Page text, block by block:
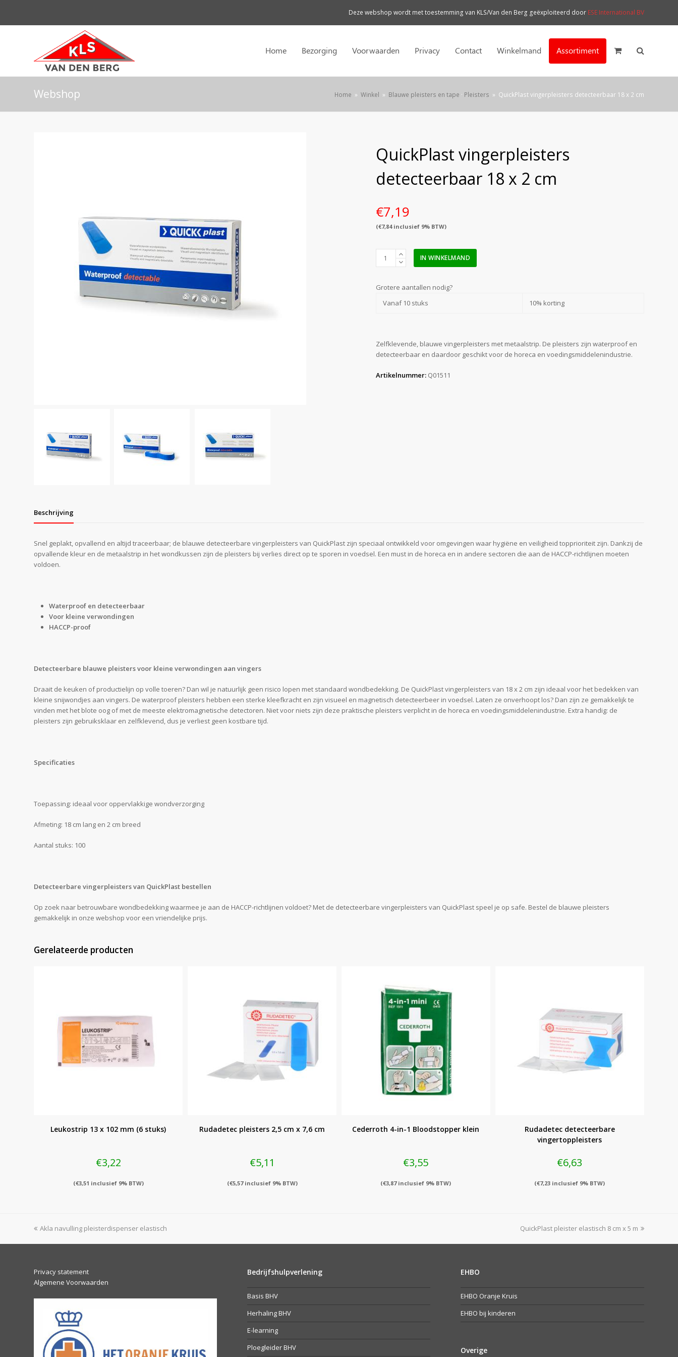
Deze webshop wordt met toestemming van KLS/Van den Berg geëxploiteerd door ESE International BV
Home Bezorging Voorwaarden Privacy Contact Winkelmand Assortiment
Webshop Home » Winkel » Blauwe pleisters en tape · Pleisters » QuickPlast vingerpleisters detecteerbaar 18 x 2 cm
QuickPlast vingerpleisters
detecteerbaar 18 x 2 cm
€7,19
(€7,84inclusief 9% BTW)
QuickPlast
vingerpleisters
18
IN WINKELMAND
Grotere aantallen nodig?
Vanaf 10 stuks
10% korting
Zelfklevende, blauwe vingerpleisters met metaalstrip. De pleisters zijn waterproof en
detecteerbaar en daardoor geschikt voor de horeca en voedingsmiddelenindustrie.
Artikelnummer: Q01511
Beschrijving
Snel geplakt, opvallend en altijd traceerbaar; de blauwe detecteerbare vingerpleisters van QuickPlast zijn speciaal ontwikkeld voor omgevingen waar hygiëne en veiligheid topprioriteit zijn. Dankzij de
opvallende kleur en de metaalstrip in het wondkussen zijn de pleisters bij verlies direct op te sporen in voedsel. Een must in de horeca en in andere sectoren die aan de HACCP-richtlijnen moeten
voldoen.
Waterproof en detecteerbaar
Voor kleine verwondingen
HACCP-proof
Detecteerbare blauwe pleisters voor kleine verwondingen aan vingers
Draait de keuken of productielijn op volle toeren? Dan wil je natuurlijk geen risico lopen met standaard wondbedekking. De QuickPlast vingerpleisters van 18 x 2 cm zijn ideaal voor het bedekken van
kleine snijwondjes aan vingers. De waterproof pleisters hebben een sterke kleefkracht en zijn visueel en magnetisch detecteerbeer in voedsel. Laten ze onverhoopt los? Dan zijn ze gemakkelijk te
vinden met het blote oog of met de meeste elektromagnetische detectoren. Niet voor niets zijn deze praktische pleisters verplicht in de horeca en voedingsmiddelenindustrie. Extra handig: de
pleisters zijn gebruiksklaar en zelfklevend, dus je verliest geen kostbare tijd.
Specificaties
Toepassing: ideaal voor oppervlakkige wondverzorging
Afmeting: 18 cm lang en 2 cm breed
Aantal stuks: 100
Detecteerbare vingerpleisters van QuickPlast bestellen
Op zoek naar betrouwbare wondbedekking waarmee je aan de HACCP-richtlijnen voldoet? Met de detecteerbare vingerpleisters van QuickPlast speel je op safe. Bestel de blauwe pleisters
gemakkelijk in onze webshop voor een vriendelijke prijs.
Gerelateerde producten
Leukostrip 13 x 102 mm (6 stuks)
€3,22
(€3,51 inclusief 9% BTW)
Rudadetec pleisters 2,5 cm x 7,6 cm
€5,11
(€5,57inclusief 9% BTW)
Cederroth 4-in-1 Bloodstopper klein
€3,55
(€3,87inclusief 9% BTW)
Rudadetec detecteerbare
vingertoppleisters
€6,63
(€7,23 inclusief 9% BTW)
previous
Akla navulling pleisterdispenser elastisch
next
QuickPlast pleister elastisch 8 cm x 5 m
Privacy statement
Algemene Voorwaarden
Bedrijfshulpverlening
Basis BHV
Herhaling BHV
E-learning
Ploegleider BHV
EHBO
EHBO Oranje Kruis
EHBO bij kinderen
Overige